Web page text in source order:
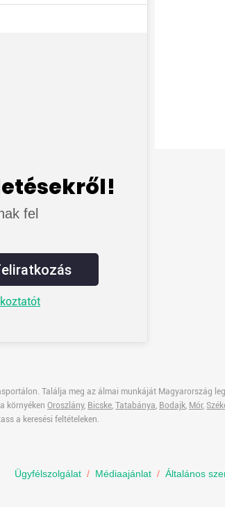
fel
Találja meg az álmai munkáját Magyarország
környéken Oroszlány, Bicske, Tatabánya, Bodajk, Mór,
a keresési feltételeken.
Ügyfélszolgálat / Médiaajánlat / Általános